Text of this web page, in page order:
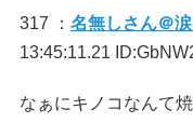
317 ： 名無しさん＠涙
13:45:11.21
なぁにキノコなんて